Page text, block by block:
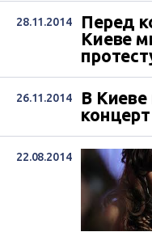
28.11.2014
Перед
Киеве
26.11.2014
В Киеве
22.08.2014